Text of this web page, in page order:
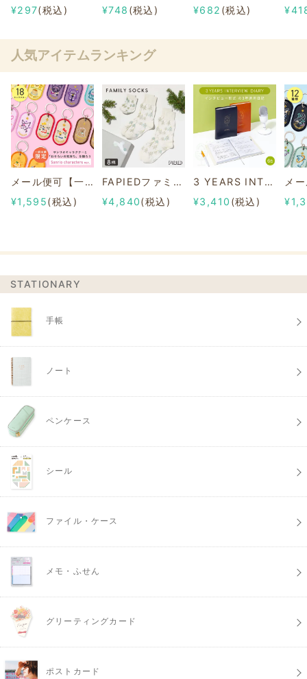
¥297(税込) ¥748 (税込) ¥682 (税込)
人気アイテムランキング
メール便可【一部店舗限定】2/8b PAIR KEY RING Sanrio characters ver.
¥1,595(税込)
FAPIEDファミリーソックスセット 総柄
¥4,840(税込)
3 YEARS INTERVIEW DIARY
¥3,410 (税込)
STATIONARY
手帳
ノート
ペンケース
シール
ファイル・ケース
メモ・ふせん
グリーティングカード
ポストカード